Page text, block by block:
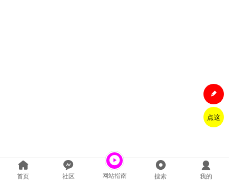
首页 社区 网站指南 搜索 我的
点这